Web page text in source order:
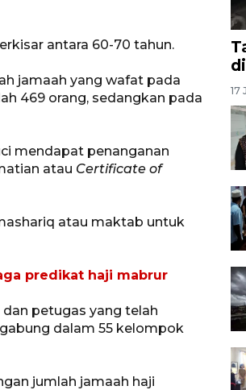
antara 60-70 tahun.
jamaah yang wafat pada
469 orang, sedangkan pada
mendapat penanganan
atau Certificate of
atau maktab untuk
predikat haji mabrur
petugas yang telah
dalam 55 kelompok
jumlah jamaah haji
17